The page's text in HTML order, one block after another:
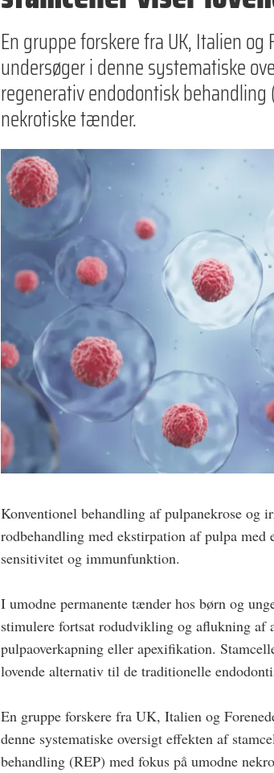
En gruppe forskere fra UK, Italien
undersøger i denne systematiske
regenerativ endodontisk behandling
nekrotiske tænder.
Konventionel behandling af pulpanekrose og
rodbehandling med ekstirpation af pulpa
sensitivitet og immunfunktion.
I umodne permanente tænder hos børn og
stimulere fortsat rodudvikling og aflukning af
pulpaoverkapning eller apexifikation.
lovende alternativ til de traditionelle
En gruppe forskere fra UK, Italien og
denne systematiske oversigt effekten af
behandling (REP) med fokus på umodne